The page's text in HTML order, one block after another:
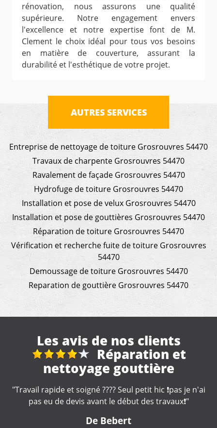
rénovation, nous assurons une qualité
supérieure. Notre engagement envers
l'excellence et notre expertise font de M.
Clement le choix idéal pour tous vos besoins
en matière de couverture, assurant la
durabilité et l'esthétique de votre projet.
AUTRES SERVICES
Entreprise de nettoyage de toiture Grosrouvres 54470
Travaux de charpente Grosrouvres 54470
Ravalement de façade Grosrouvres 54470
Hydrofuge de toiture Grosrouvres 54470
Installation et pose de velux Grosrouvres 54470
Installation et pose de gouttières Grosrouvres 54470
Réparation de toiture Grosrouvres 54470
Vérification et recherche fuite de toiture Grosrouvres
54470
Demoussage de toiture Grosrouvres 54470
Reparation de gouttière Grosrouvres 54470
Les avis de nos clients
et
gouttière
Seul petit hic ❗️pas je n'ai
le début des travaux❗️"
"Artisan très
remarquable.